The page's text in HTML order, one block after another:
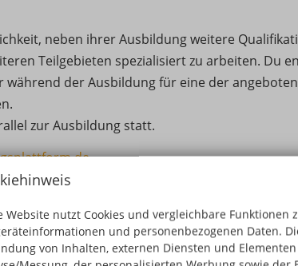
Website nutzt Cookies und vergleichbare Funktionen
und personenbezogenen Daten.
von Inhalten, externen Diensten und
neben ihrer Ausbildung weitere
Teilgebieten spezialisiert zu arbeiten. Du
der Ausbildung für eine der
zur Ausbildung statt.
anfordern